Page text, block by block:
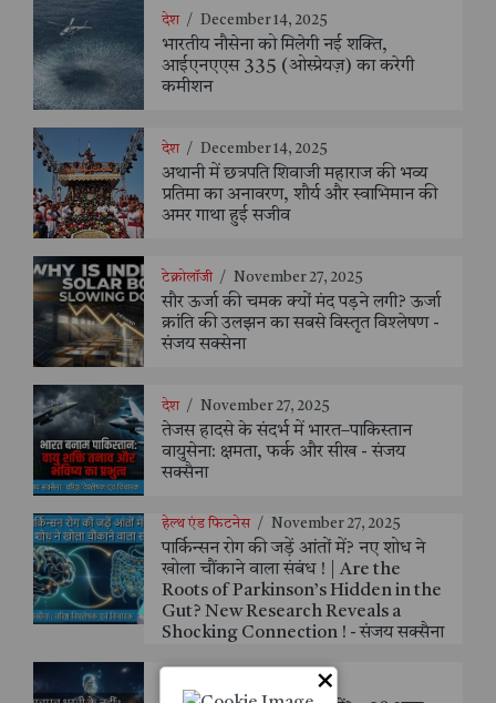
देश / December 14, 2025
भारतीय नौसेना को मिलेगी नई शक्ति,
आईएनएएस 335 (ओस्प्रेयज़) का करेगी
कमीशन
देश / December 14, 2025
अथानी में छत्रपति शिवाजी महाराज की भव्य
प्रतिमा का अनावरण, शौर्य और स्वाभिमान की
अमर गाथा हुई सजीव
टेक्नोलॉजी / November 27, 2025
सौर ऊर्जा की चमक क्यों मंद पड़ने लगी? ऊर्जा
क्रांति की उलझन का सबसे विस्तृत विश्लेषण -
संजय सक्सेना
देश / November 27, 2025
तेजस हादसे के संदर्भ में भारत–पाकिस्तान
वायुसेना: क्षमता, फर्क और सीख - संजय
सक्सैना
हेल्थ एंड फिटनेस / November 27, 2025
पार्किन्सन रोग की जड़ें आंतों में? नए शोध ने
खोला चौंकाने वाला संबंध ! | Are the
Roots of Parkinson’s Hidden in the
Gut? New Research Reveals a
Shocking Connection ! - संजय सक्सैना
November 8, 2025
×